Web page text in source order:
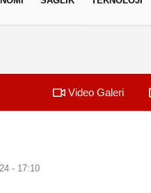
Video Galeri
- 17:10